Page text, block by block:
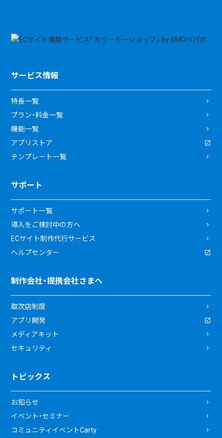
サービス情報
特長一覧
プラン・料金一覧
機能一覧
アプリストア
テンプレート一覧
サポート
サポート一覧
導入をご検討中の方へ
ECサイト制作代行サービス
ヘルプセンター
制作会社・提携会社さまへ
取次店制度
アプリ開発
メディアキット
セキュリティ
トピックス
お知らせ
イベント・セミナー
コミュニティイベントCarty